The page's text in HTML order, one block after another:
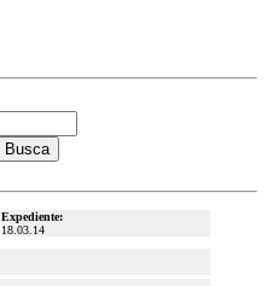
Expediente:
18.03.14